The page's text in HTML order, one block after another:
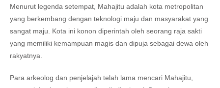
Menurut legenda setempat, Mahajitu adalah kota metropolitan
yang berkembang dengan teknologi maju dan masyarakat yang
sangat maju. Kota ini konon diperintah oleh seorang raja sakti
yang memiliki kemampuan magis dan dipuja sebagai dewa oleh
rakyatnya.
Para arkeolog dan penjelajah telah lama mencari Mahajitu,